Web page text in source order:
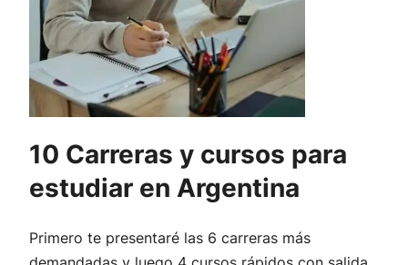
10 Carreras y cursos para
estudiar en Argentina
Primero te presentaré las 6 carreras más